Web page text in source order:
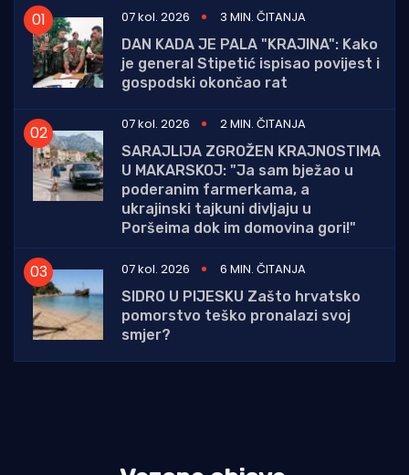
07 kol. 2026
3 MIN. ČITANJA
DAN KADA JE PALA "KRAJINA": Kako
je general Stipetić ispisao povijest i
gospodski okončao rat
07 kol. 2026
2 MIN. ČITANJA
SARAJLIJA ZGROŽEN KRAJNOSTIMA
U MAKARSKOJ: "Ja sam bježao u
poderanim farmerkama, a
ukrajinski tajkuni divljaju u
Poršeima dok im domovina gori!"
07 kol. 2026
6 MIN. ČITANJA
SIDRO U PIJESKU Zašto hrvatsko
pomorstvo teško pronalazi svoj
smjer?